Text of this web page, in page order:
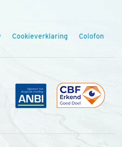
Cookieverklaring Colofon